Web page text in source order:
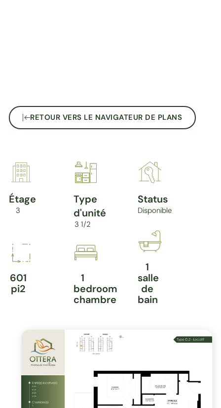
RETOUR VERS LE NAVIGATEUR DE PLANS
Étage
3
Type
d'unité
3 1/2
Status
Disponible
601
pi2
1
bedroom
chambre
1
salle
de
bain